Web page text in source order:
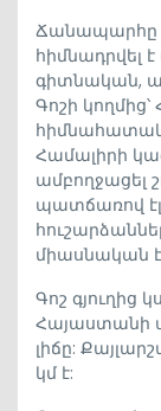
Ճանապարհը
հիմնադրվել
գիտնական,
Գոշի
հիմնահատակ
Համալիրի
ամբողջացել
պատճառով
միասնական
Գոշ գյուղից
Հայաստանի
լիճը:
կմ է: